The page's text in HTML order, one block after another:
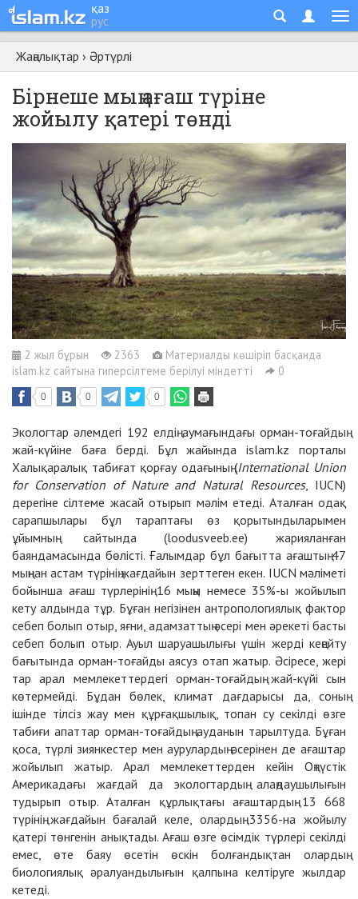
қаз
рус
Жаңалықтар › Әртүрлі
Бірнеше мың ағаш түріне
жойылу қатері төнді
2 жыл бұрын 2363
Материалды көшіріп басқанда
islam.kz сайтына гиперсілтеме берілуі міндетті
0
0 0 0
Экологтар әлемдегі 192 елдің аумағындағы орман-тоғайдың
жай-күйіне баға берді. Бұл жайында islam.kz порталы
Халықаралық табиғат қорғау одағының (International Union
for Conservation of Nature and Natural Resources, IUCN)
дерегіне сілтеме жасай отырып мәлім етеді. Аталған одақ
сарапшылары бұл тараптағы өз қорытындыларымен
ұйымның сайтында (loodusveeb.ee) жарияланған
баяндамасында бөлісті. Ғалымдар бұл бағытта ағаштың 47
мыңнан астам түрінің жағдайын зерттеген екен. IUCN мәліметі
бойынша ағаш түрлерінің 16 мыңы немесе 35%-ы жойылып
кету алдында тұр. Бұған негізінен антропологиялық фактор
себеп болып отыр, яғни, адамзаттың әсері мен әрекеті басты
себеп болып отыр. Ауыл шаруашылығы үшін жерді кеңейту
бағытында орман-тоғайды аясуз отап жатыр. Әсіресе, жері
тар арал мемлекеттердегі орман-тоғайдың жай-күйі сын
көтермейді. Бұдан бөлек, климат дағдарысы да, соның
ішінде тілсіз жау мен құрғақшылық, топан су секілді өзге
табиғи апаттар орман-тоғайдың ауданын тарылтуда. Бұған
қоса, түрлі зиянкестер мен аурулардың әсерінен де ағаштар
жойылып жатыр. Арал мемлекеттерден кейін Оңтүстік
Америкадағы жағдай да экологтардың алаңдаушылығын
тудырып отыр. Аталған құрлықтағы ағаштардың 13 668
түрінің жағдайын бағалай келе, олардың 3356-на жойылу
қатері төнгенін анықтады. Ағаш өзге өсімдік түрлері секілді
емес, өте баяу өсетін өскін болғандықтан олардың
биологиялық әралуандылығын қалпына келтіруге жылдар
кетеді.